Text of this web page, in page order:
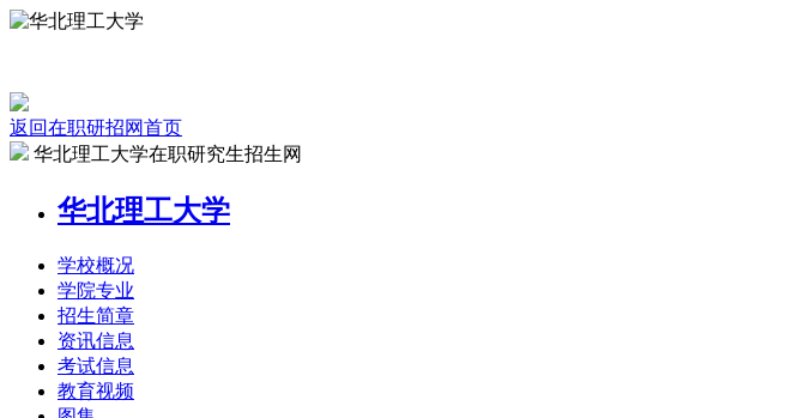
返回在职研招网首页
华北理工大学在职研究生招生网
华北理工大学
学校概况
学院专业
招生简章
资讯信息
考试信息
教育视频